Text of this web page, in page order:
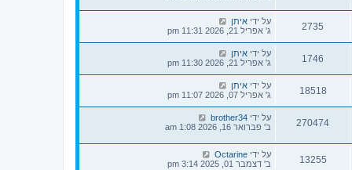
2735 על ידי איתן
ג' אפריל 21, 2026 11:31 pm
1746 על ידי איתן
ג' אפריל 21, 2026 11:30 pm
18518 על ידי איתן
ג' אפריל 07, 2026 11:07 pm
270474 על ידי brother34
ב' פברואר 16, 2026 1:08 am
13255 על ידי Octarine
ב' דצמבר 01, 2025 3:14 pm